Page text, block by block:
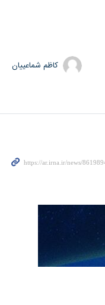
کاظم شماعییان